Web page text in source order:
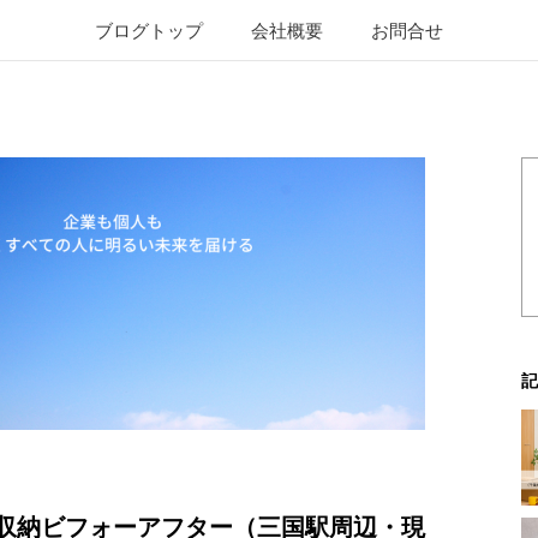
ブログトップ 会社概要 お問合せ
納ビフォーアフター（三国駅周辺・現